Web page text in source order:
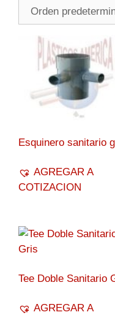
Esquinero sanitario
AGREGAR A
COTIZACION
Tee Doble Sanitario
AGREGAR A